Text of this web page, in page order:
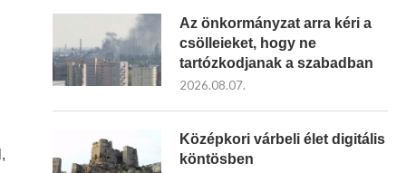
Az önkormányzat arra kéri a
csölleieket, hogy ne
tartózkodjanak a szabadban
2026.08.07.
Középkori várbeli élet digitális
köntösben